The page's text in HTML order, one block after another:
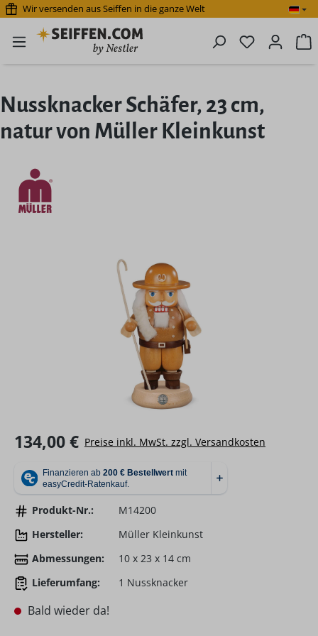
Zum Hauptinhalt springen
Wir versenden aus Seiffen in die ganze Welt
Du hast 0
Nussknacker Schäfer, 23 cm,
natur von Müller Kleinkunst
Bildergalerie überspringen
Regulärer Preis:
134,00 € Preise inkl. MwSt. zzgl. Versandkosten
Produkt-Nr.:
M14200
Hersteller:
Müller Kleinkunst
Abmessungen:
10 x 23 x 14 cm
Lieferumfang:
1 Nussknacker
Bald wieder da!